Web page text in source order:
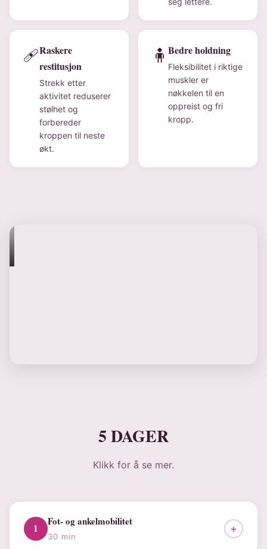
🩹Raskere
restitusjon
Strekk etter
aktivitet reduserer
stølhet og
forbereder
kroppen til neste
økt.
🧍 Bedre holdning
Fleksibilitet i riktige
muskler er
nøkkelen til en
oppreist og fri
kropp.
5 DAGER
Klikk for å se mer.
1
Fot- og ankelmobilitet
30 min
+